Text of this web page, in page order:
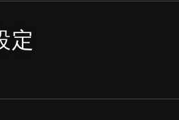
定